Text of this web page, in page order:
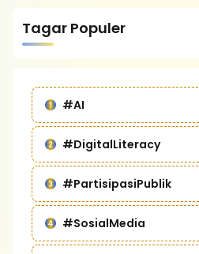
Tagar Populer
#AI
#DigitalLiteracy
#PartisipasiPublik
#SosialMedia